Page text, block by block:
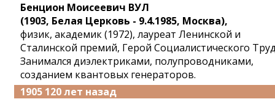
Бенцион Моисеевич ВУЛ
(1903, Белая Церковь - 9.4.1985, Москва),
физик, академик (1972), лауреат Ленинской и
Сталинской премий, Герой Социалистического
Занимался диэлектриками, полупроводниками,
созданием квантовых генераторов.
1905 120 лет назад